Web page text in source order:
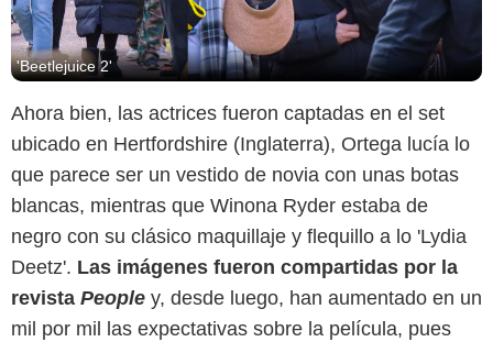
'Beetlejuice 2'
Ahora bien, las actrices fueron captadas en el set
ubicado en Hertfordshire (Inglaterra), Ortega lucía lo
que parece ser un vestido de novia con unas botas
blancas, mientras que Winona Ryder estaba de
negro con su clásico maquillaje y flequillo a lo 'Lydia
Deetz'. Las imágenes fueron compartidas por la
revista People y, desde luego, han aumentado en un
mil por mil las expectativas sobre la película, pues